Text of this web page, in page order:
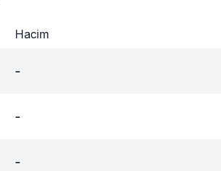
Hacim
-
-
-